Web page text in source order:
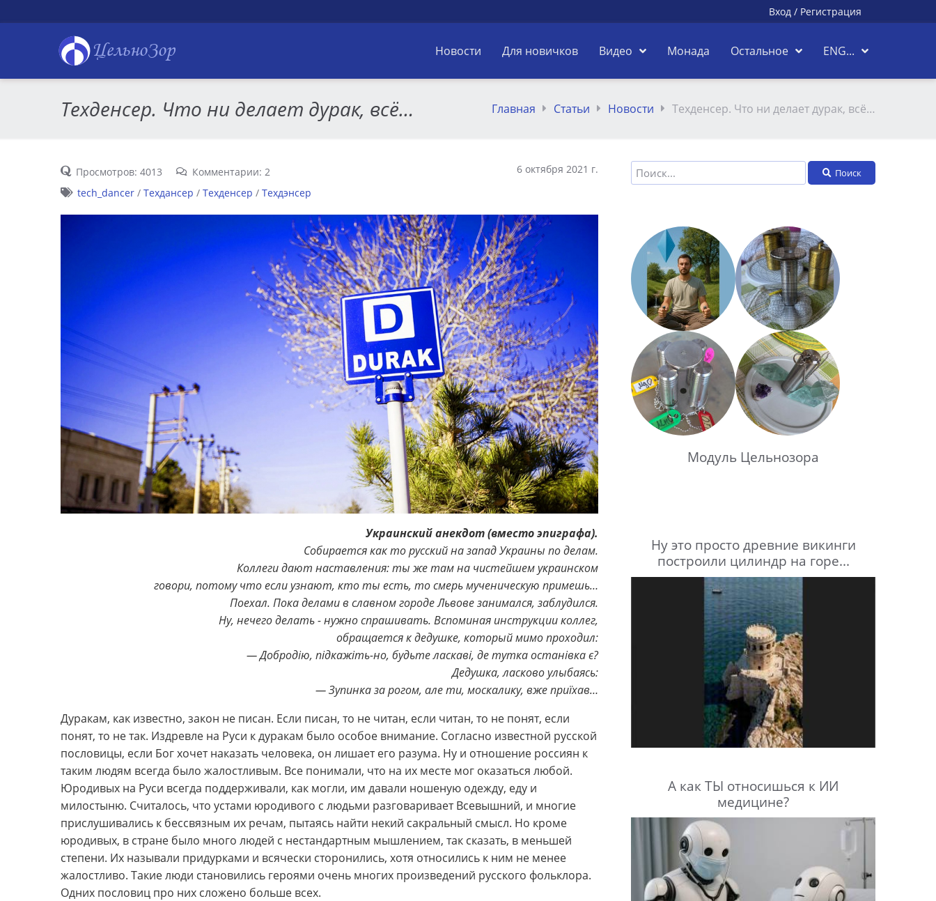
Вход / Регистрация
ЦельноЗор Новости Для новичков Видео Монада Остальное ENG...
Техденсер. Что ни делает дурак, всё… Главная Статьи Новости Техденсер. Что ни делает дурак, всё…
Просмотров: 4013 Комментарии: 2
6 октября 2021 г.
tech_dancer/ Техдансер / Техденсер / Техдэнсер
Украинский анекдот (вместо эпиграфа).
Собирается как то русский на запад Украины по делам.
Коллеги дают наставления: ты же там на чистейшем украинском
говори, потому что если узнают, кто ты есть, то смерь мученическую примешь…
Поехал. Пока делами в славном городе Львове занимался, заблудился.
Ну, нечего делать - нужно спрашивать. Вспоминая инструкции коллег,
обращается к дедушке, который мимо проходил:
— Добродію, підкажіть-но, будьте ласкаві, де тутка останівка є?
Дедушка, ласково улыбаясь:
— Зупинка за рогом, але ти, москалику, вже приїхав…
Дуракам, как известно, закон не писан. Если писан, то не читан, если читан, то не понят, если
понят, то не так. Издревле на Руси к дуракам было особое внимание. Согласно известной русской
пословицы, если Бог хочет наказать человека, он лишает его разума. Ну и отношение россиян к
таким людям всегда было жалостливым. Все понимали, что на их месте мог оказаться любой.
Юродивых на Руси всегда поддерживали, как могли, им давали ношеную одежду, еду и
милостыню. Считалось, что устами юродивого с людьми разговаривает Всевышний, и многие
прислушивались к бессвязным их речам, пытаясь найти некий сакральный смысл. Но кроме
юродивых, в стране было много людей с нестандартным мышлением, так сказать, в меньшей
степени. Их называли придурками и всячески сторонились, хотя относились к ним не менее
жалостливо. Такие люди становились героями очень многих произведений русского фольклора.
Одних пословиц про них сложено больше всех.
Поиск
Модуль Цельнозора
Ну это просто древние викинги
построили цилиндр на горе...
А как ТЫ относишься к ИИ
медицине?